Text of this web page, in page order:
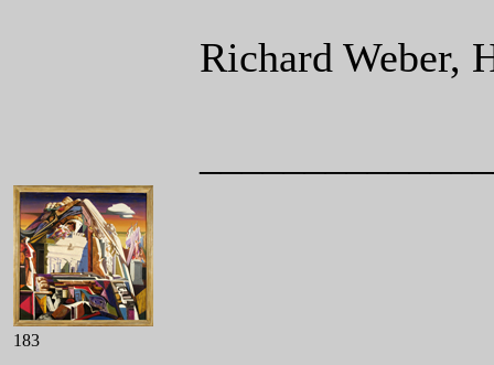
Richard Weber,
183